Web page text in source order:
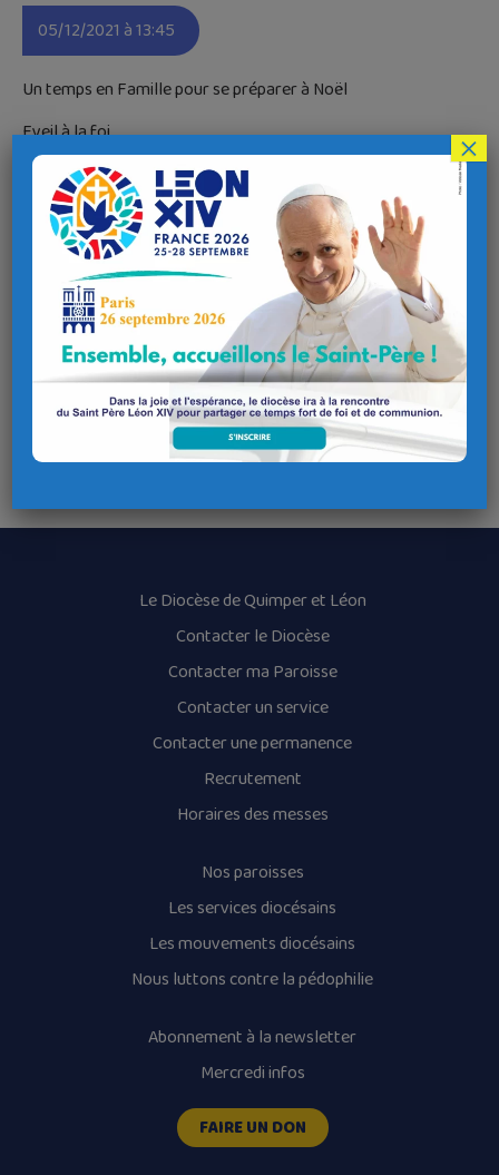
05/12/2021 à 13:45
Un temps en Famille pour se préparer à Noël
Eveil à la foi
Activités pour les enfants et jeunes
Catéchèse pour les Adultes
Jeu de l’oie géant
Goûter
Renseignements : contact@paroissesainteanne.fr
Lieu de l'évènement
Adresse
Chapelle Saint-Sébastien de Saint-Ségal
29590 Saint-Ségal
Le Diocèse de Quimper et Léon
Contacter le Diocèse
Contacter ma Paroisse
Contacter un service
Contacter une permanence
Recrutement
Horaires des messes
Nos paroisses
Les services diocésains
Les mouvements diocésains
Nous luttons contre la pédophilie
Abonnement à la newsletter
Mercredi infos
FAIRE UN DON
×